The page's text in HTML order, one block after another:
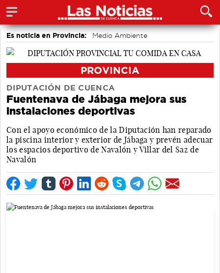
Es noticia en Provincia:
Medio Ambiente
accidentes laborales
PROVINCIA
DIPUTACIÓN DE CUENCA
Fuentenava de Jábaga mejora sus
instalaciones deportivas
Con el apoyo económico de la Diputación han reparado
la piscina interior y exterior de Jábaga y prevén adecuar
los espacios deportivo de Navalón y Villar del Saz de
Navalón